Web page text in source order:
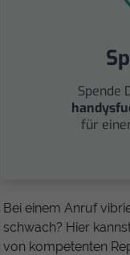
Spende
für
Bei einem Anruf
schwach? Hier
von kompetenten